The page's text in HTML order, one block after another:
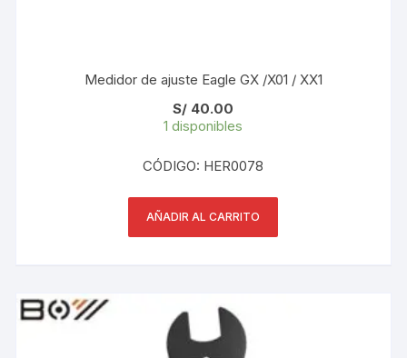
Medidor de ajuste Eagle GX /X01 / XX1
S/ 40.00
1 disponibles
CÓDIGO: HER0078
AÑADIR AL CARRITO